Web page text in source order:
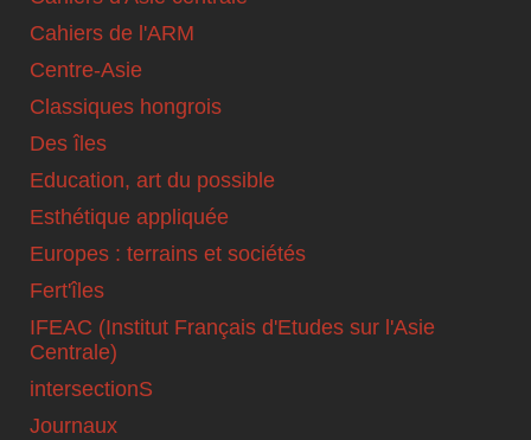
Cahiers de l'ARM
Centre-Asie
Classiques hongrois
Des îles
Education, art du possible
Esthétique appliquée
Europes : terrains et sociétés
Fert'îles
IFEAC (Institut Français d'Etudes sur l'Asie
Centrale)
intersectionS
Journaux